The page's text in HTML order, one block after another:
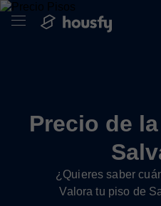
Precio de
¿Quieres saber
Valora tu piso de